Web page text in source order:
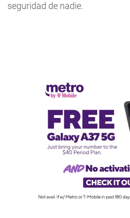
seguridad de nadie.